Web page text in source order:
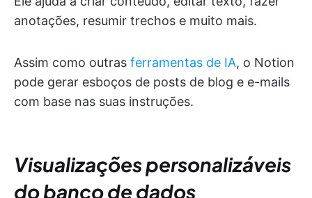
anotações, resumir trechos e muito mais.
Assim como outras ferramentas de IA, o Notion
pode gerar esboços de posts de blog e e-mails
com base nas suas instruções.
Visualizações personalizáveis
do banco de dados